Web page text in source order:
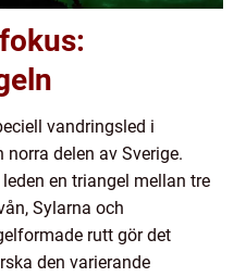
vandringsled i
delen av Sverige.
en triangel mellan tre
Sylarna och
rutt gör det
den varierande